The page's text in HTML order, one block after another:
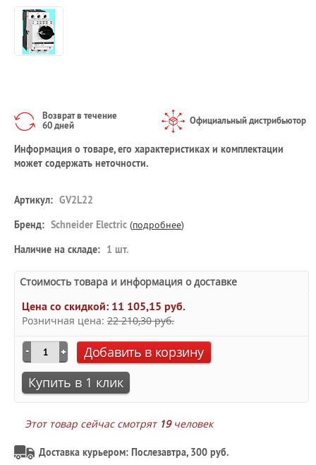
Возврат в течение
60 дней
Официальный дистрибьютор
Информация о товаре, его характеристиках и комплектации
может содержать неточности.
Артикул: GV2L22
Бренд: Schneider Electric (подробнее)
Наличие на складе: 1 шт.
Стоимость товара и информация о доставке
Цена со скидкой: 11 105,15 руб.
Розничная цена: 22 210,30 руб.
Добавить в корзину
Купить в 1 клик
Этот товар сейчас смотрят 19человек
Доставка курьером: Послезавтра, 300 руб.